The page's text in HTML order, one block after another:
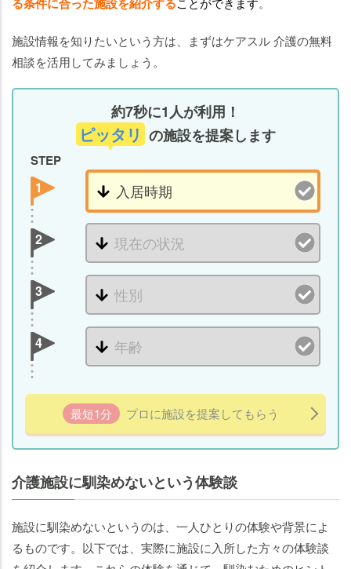
施設情報を知りたいという方は、まずはケアスル 介護の無料
相談を活用してみましょう。
約7秒に1人が利用！
ピッタリ の施設を提案します
STEP
1
2
3
4
最短1分 プロに施設を提案してもらう
介護施設に馴染めないという体験談
施設に馴染めないというのは、一人ひとりの体験や背景によ
るものです。以下では、実際に施設に入所した方々の体験談